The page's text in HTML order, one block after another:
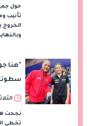
حول
تأنيب
الخروج
"هنا
الثلاثاء 28/يونيو/
نجحت